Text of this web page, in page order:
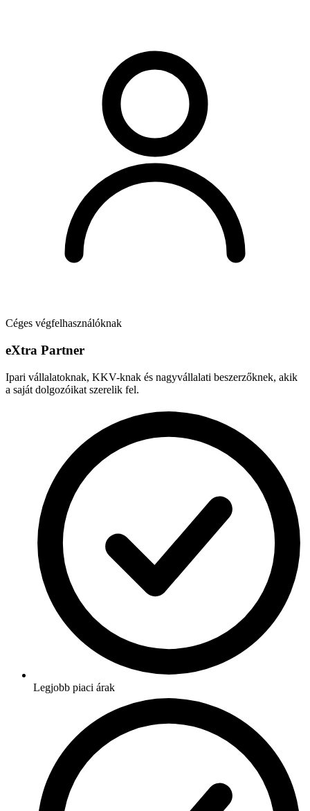
Céges végfelhasználóknak
eXtra Partner
Ipari vállalatoknak, KKV-knak és nagyvállalati beszerzőknek, akik
a saját dolgozóikat szerelik fel.
Legjobb piaci árak